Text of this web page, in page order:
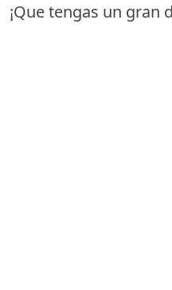
¡Que tengas un gran